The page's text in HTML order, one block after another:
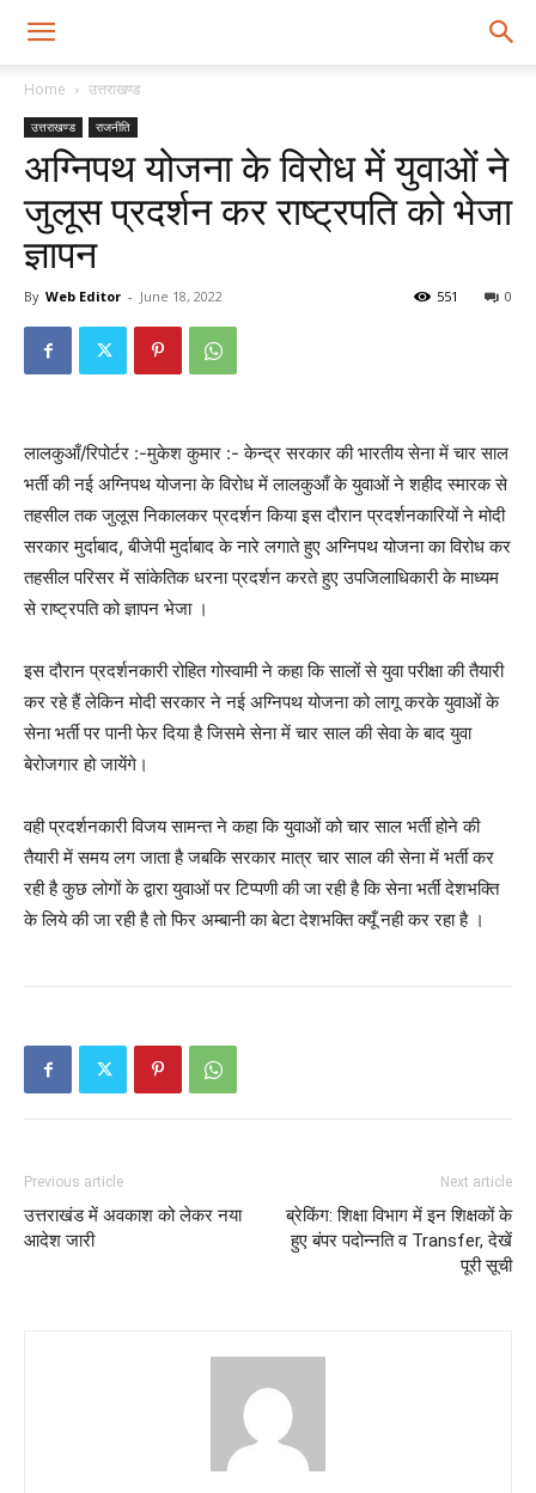
Home उत्तराखण्ड
उत्तराखण्ड राजनीति
अग्निपथ योजना के विरोध में युवाओं ने
जुलूस प्रदर्शन कर राष्ट्रपति को भेजा
ज्ञापन
By Web Editor - June 18, 2022 0
551
लालकुआँ/रिपोर्टर :-मुकेश कुमार :- केन्द्र सरकार की भारतीय सेना में चार साल
भर्ती की नई अग्निपथ योजना के विरोध में लालकुआँ के युवाओं ने शहीद स्मारक से
तहसील तक जुलूस निकालकर प्रदर्शन किया इस दौरान प्रदर्शनकारियों ने मोदी
सरकार मुर्दाबाद, बीजेपी मुर्दाबाद के नारे लगाते हुए अग्निपथ योजना का विरोध कर
तहसील परिसर में सांकेतिक धरना प्रदर्शन करते हुए उपजिलाधिकारी के माध्यम
से राष्ट्रपति को ज्ञापन भेजा ।
इस दौरान प्रदर्शनकारी रोहित गोस्वामी ने कहा कि सालों से युवा परीक्षा की तैयारी
कर रहे हैं लेकिन मोदी सरकार ने नई अग्निपथ योजना को लागू करके युवाओं के
सेना भर्ती पर पानी फेर दिया है जिसमे सेना में चार साल की सेवा के बाद युवा
बेरोजगार हो जायेंगे।
वही प्रदर्शनकारी विजय सामन्त ने कहा कि युवाओं को चार साल भर्ती होने की
तैयारी में समय लग जाता है जबकि सरकार मात्र चार साल की सेना में भर्ती कर
रही है कुछ लोगों के द्वारा युवाओं पर टिप्पणी की जा रही है कि सेना भर्ती देशभक्ति
के लिये की जा रही है तो फिर अम्बानी का बेटा देशभक्ति क्यूँ नही कर रहा है ।
Previous article
उत्तराखंड में अवकाश को लेकर नया
आदेश जारी
Next article
ब्रेकिंग: शिक्षा विभाग में इन शिक्षकों के
हुए बंपर पदोन्नति व Transfer, देखें
पूरी सूची